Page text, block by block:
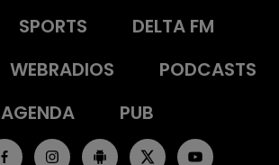
SPORTS
DELTA FM
WEBRADIOS
PODCASTS
AGENDA
PUB